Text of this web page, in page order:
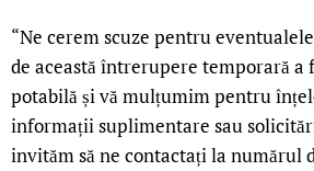
“Ne cerem scuze pentru
de această întrerupere temporară a
potabilă și vă mulțumim pentru
informații suplimentare sau
invităm să ne contactați la numărul